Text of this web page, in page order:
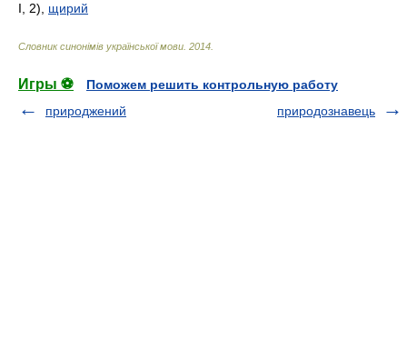
I, 2)
щирий
Словник синонімів української мови 2014
Игры ⚽
Поможем решить контрольную работу
природжений
природознавець